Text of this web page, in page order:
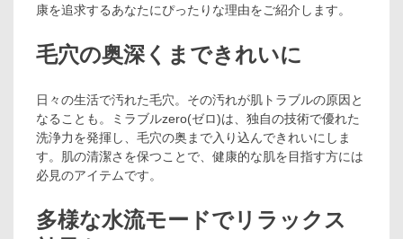
康を追求するあなたにぴったりな理由をご紹介します。
毛穴の奥深くまできれいに
日々の生活で汚れた毛穴。その汚れが肌トラブルの原因と
なることも。ミラブルzero(ゼロ)は、独自の技術で優れた
洗浄力を発揮し、毛穴の奥まで入り込んできれいにしま
す。肌の清潔さを保つことで、健康的な肌を目指す方には
必見のアイテムです。
多様な水流モードでリラックス